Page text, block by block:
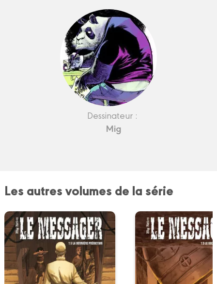
Dessinateur :
Mig
Les autres volumes de la série